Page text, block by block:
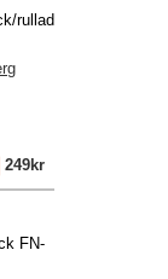
rullad
249kr
FN-